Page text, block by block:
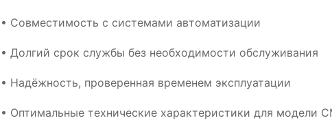
• Совместимость с системами автоматизации
• Долгий срок службы без необходимости обслуживания
• Надёжность, проверенная временем эксплуатации
• Оптимальные технические характеристики для модели